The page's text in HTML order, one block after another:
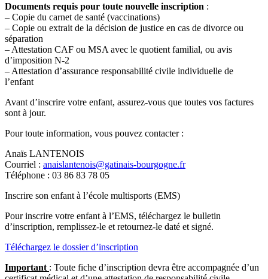
Documents requis pour toute nouvelle inscription :
– Copie du carnet de santé (vaccinations)
– Copie ou extrait de la décision de justice en cas de divorce ou
séparation
– Attestation CAF ou MSA avec le quotient familial, ou avis
d’imposition N-2
– Attestation d’assurance responsabilité civile individuelle de
l’enfant
Avant d’inscrire votre enfant, assurez-vous que toutes vos factures
sont à jour.
Pour toute information, vous pouvez contacter :
Anaïs LANTENOIS
Courriel : anaislantenois@gatinais-bourgogne.fr
Téléphone : 03 86 83 78 05
Inscrire son enfant à l’école multisports (EMS)
Pour inscrire votre enfant à l’EMS, téléchargez le bulletin
d’inscription, remplissez-le et retournez-le daté et signé.
Téléchargez le dossier d’inscription
Important : Toute fiche d’inscription devra être accompagnée d’un